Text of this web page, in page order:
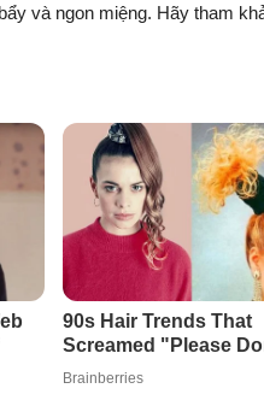
và ngon miệng. Hãy tham